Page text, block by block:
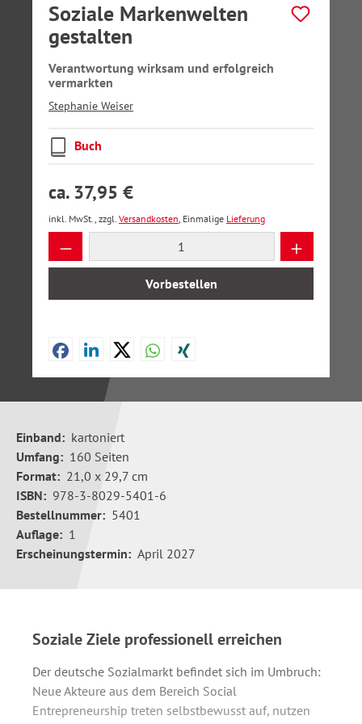
Soziale Markenwelten
gestalten
Verantwortung wirksam und erfolgreich
vermarkten
Stephanie Weiser
Buch
ca. 37,95 €
inkl. MwSt., zzgl. Versandkosten, Einmalige Lieferung
Produkt Anzahl: Gib den gewünschten
Vorbestellen
Einband: kartoniert
Umfang: 160 Seiten
Format: 21,0 x 29,7 cm
ISBN: 978-3-8029-5401-6
Bestellnummer: 5401
Auflage: 1
Erscheinungstermin: April 2027
Soziale Ziele professionell erreichen
Der deutsche Sozialmarkt befindet sich im Umbruch:
Neue Akteure aus dem Bereich Social
Entrepreneurship treten selbstbewusst auf, nutzen